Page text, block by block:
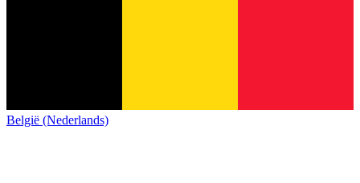
België (Nederlands)